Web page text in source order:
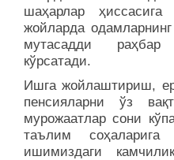
шаҳарлар
жойларда
мутасадди раҳбар
кўрсатади.
Ишга жойлаштириш,
пенсияларни ўз
мурожаатлар сони
таълим соҳаларига
ишимиздаги